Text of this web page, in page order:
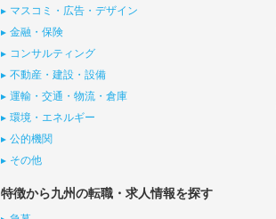
マスコミ・広告・デザイン
金融・保険
コンサルティング
不動産・建設・設備
運輸・交通・物流・倉庫
環境・エネルギー
公的機関
その他
特徴から九州の転職・求人情報を探す